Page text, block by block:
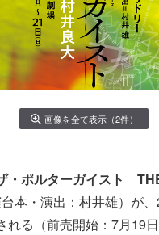
画像を全て表示（2件）
・ポルターガイスト
本・演出：村井雄）が
れる（前売開始：7月19